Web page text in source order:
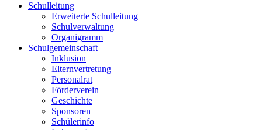
Schulleitung
Erweiterte Schulleitung
Schulverwaltung
Organigramm
Schulgemeinschaft
Inklusion
Elternvertretung
Personalrat
Förderverein
Geschichte
Sponsoren
Schülerinfo